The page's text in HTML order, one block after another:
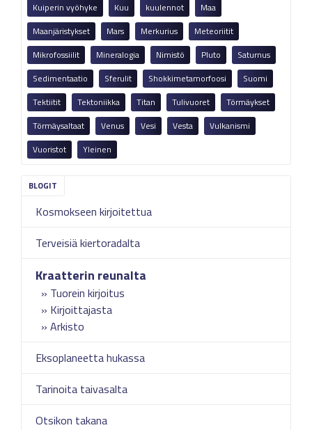
Kuiperin vyöhyke
Kuu kuulennot
Maa
Maanjäristykset
Mars Merkurius
Meteoriitit
Mikrofossiilit
Mineralogia Nimistö Pluto
Saturnus
Sedimentaatio
Sferulit Shokkimetamorfoosi
Suomi
Tektiitit
Tektoniikka Titan Tulivuoret
Törmäykset
Törmäysaltaat
Venus Vesi Vesta
Vulkanismi
Vuoristot
Yleinen
Kosmokseen kirjoitettua
Terveisiä kiertoradalta
Kraatterin reunalta
Tuorein kirjoitus
Kirjoittajasta
Arkisto
Eksoplaneetta hukassa
Tarinoita taivasalta
Otsikon takana